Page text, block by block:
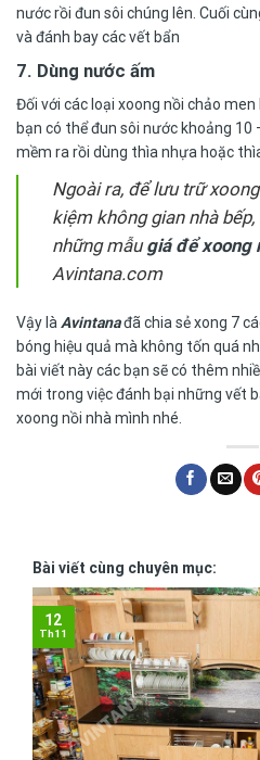
nước rồi đun sôi chúng lên. Cuối
và đánh bay các vết bẩn
7. Dùng nước ấm
Đối với các loại xoong nồi chảo
bạn có thể đun sôi nước khoảng 10
mềm ra rồi dùng thìa nhựa hoặc
Ngoài ra, để lưu trữ
kiệm không gian nhà
những mẫugiá để xoong
Avintana.com
Vậy là Avintanađã chia sẻ xong 7
bóng hiệu quả mà không tốn quá
bài viết này các bạn sẽ có thêm
mới trong việc đánh bại những vết
xoong nồi nhà mình nhé.
Bài viết cùng chuyên mục:
12
Th11